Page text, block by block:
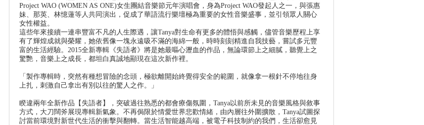
我要給世界最
悠長的濕吻
出走(單曲) DEPART
別讓愛停擺(單
曲)
善良的我們(單
曲)
Project WAO (WOMEN AS ONE)女生團結音樂節元年演唱會，身為Project WAO發起人之一，與張惠
妹、那英、林憶蓮等人共同演出，促成了華語流行樂壇極為重要的女性音樂盛事，並引領眾人關心
女性權益。
這些年來接續一連串豐富不凡的人生際遇，讓Tanya對生命有更多的體悟與感觸，儘管音樂歷程上享
有了輝煌成就與榮耀，她依舊像一塊永遠吸不滿的海綿一般，時時刻刻精進自我技藝，嘗試多元豐
富的生活經驗。2015全新專輯《失語者》將是她最嘔心瀝血的作品，無論環節上之細膩，聽覺上之
驚艷，音樂上之成長，都坦白真誠地顯現在這次新作裡。
「製作專輯時，突然有種想冒險的念頭，極欲離開始終覺得安全的範圍，就像拿一根針不停地往身
上扎，刺激自己拿出有別以往的驚人之作。」
睽違兩年全新作品【失語者】，突破過往熟悉的都會療傷氛圍，Tanya以前所未見的音樂風格與敘事
方式，大刀闊斧展現專輯新氣象。不再侷限於情愛世界悲歡情緒，由內層往外圍擴散，Tanya試圖探
討當前環境對新世代生活的衝擊與翻轉。當生活智能越高端，被電子科技制約的我們，生活卻愈見